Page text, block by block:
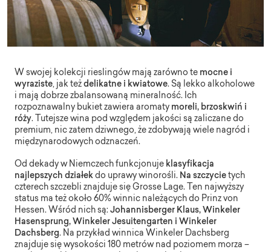
W swojej kolekcji rieslingów mają zarówno te mocne i
wyraziste, jak też delikatne i kwiatowe. Są lekko alkoholowe
i mają dobrze zbalansowaną mineralność. Ich
rozpoznawalny bukiet zawiera aromaty moreli, brzoskwiń i
róży. Tutejsze wina pod względem jakości są zaliczane do
premium, nic zatem dziwnego, że zdobywają wiele nagród i
międzynarodowych odznaczeń.
Od dekady w Niemczech funkcjonuje klasyfikacja
najlepszych działek do uprawy winorośli. Na szczycie tych
czterech szczebli znajduje się Grosse Lage. Ten najwyższy
status ma też około 60% winnic należących do Prinz von
Hessen. Wśród nich są: Johannisberger Klaus, Winkeler
Hasensprung, Winkeler Jesuitengarten i Winkeler
Dachsberg. Na przykład winnica Winkeler Dachsberg
znajduje się wysokości 180 metrów nad poziomem morza –